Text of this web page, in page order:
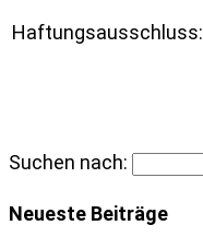
Haftungsausschluss:
Suchen nach:
Neueste Beiträge